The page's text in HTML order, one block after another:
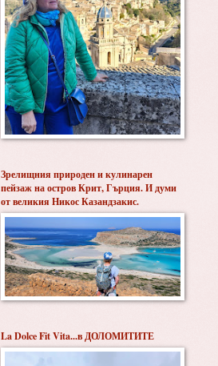
Зрелищния природен и кулинарен
пейзаж на остров Крит, Гърция. И думи
от великия Никос Казандзакис.
La Dolce Fit Vita...в ДОЛОМИТИТЕ